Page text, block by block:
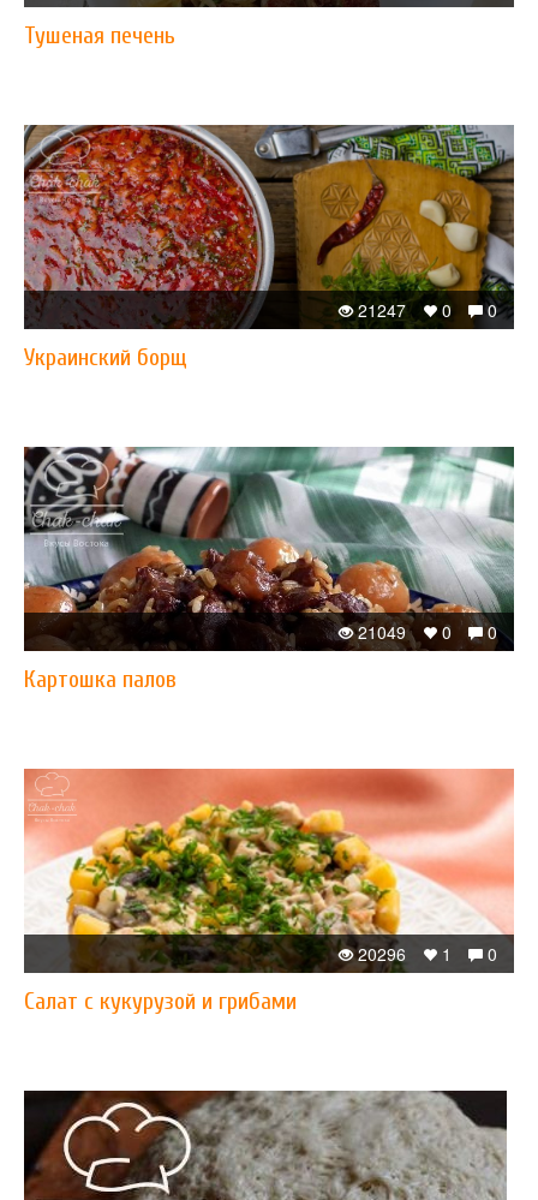
Тушеная печень
0
0
21247
Украинский борщ
0
0
21049
​Картошка палов
0
1
20296
Салат с кукурузой и грибами